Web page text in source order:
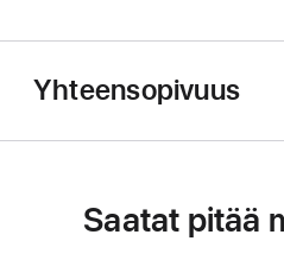
Yhteensopivuus
Saatat pitää